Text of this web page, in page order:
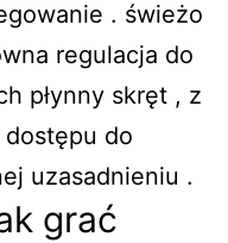
. świeżo
regulacja do
płynny skręt , z
do
uzasadnieniu .
grać